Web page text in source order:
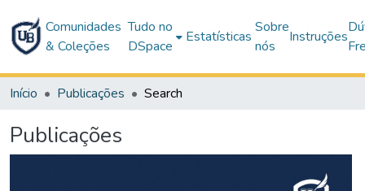
Comunidades
& Coleções
Tudo no
DSpace
Estatísticas
Sobre
nós
Instruções
Início Publicações Search
Publicações